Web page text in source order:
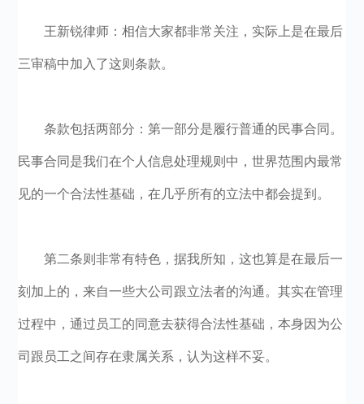
王新锐律师：相信大家都非常关注，实际上是在最后
三审稿中加入了这则条款。
条款包括两部分：第一部分是履行普通的民事合同。
民事合同是我们在个人信息处理规则中，世界范围内最常
见的一个合法性基础，在几乎所有的立法中都会提到。
第二条则非常有特色，据我所知，这也算是在最后一
刻加上的，来自一些大公司跟立法者的沟通。其实在管理
过程中，通过员工的同意去获得合法性基础，本身因为公
司跟员工之间存在隶属关系，认为这样不妥。